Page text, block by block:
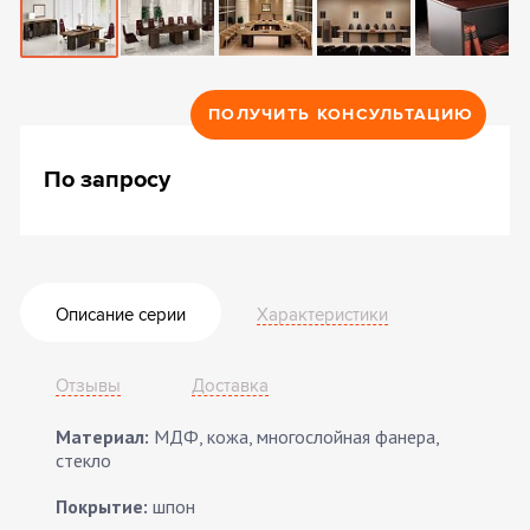
По запросу
ПОЛУЧИТЬ КОНСУЛЬТАЦИЮ
Описание серии Характеристики
Отзывы Доставка
Материал: МДФ, кожа, многослойная фанера,
стекло
Покрытие: шпон